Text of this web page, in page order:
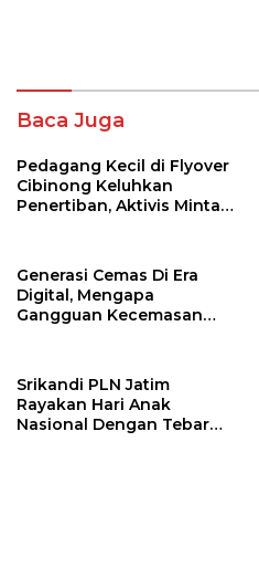
Baca Juga
Pedagang Kecil di Flyover
Cibinong Keluhkan
Penertiban, Aktivis Minta
Generasi Cemas Di Era
Digital, Mengapa
Gangguan Kecemasan
Srikandi PLN Jatim
Rayakan Hari Anak
Nasional Dengan Tebar